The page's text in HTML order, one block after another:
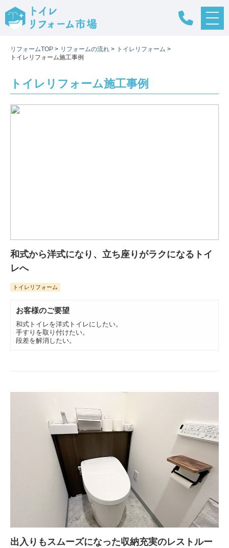
メ
ニ
リフォームTOP > リフォームの流れ > トイレリフォーム >
トイレリフォーム施工事例
トイレリフォーム施工事例
和式から洋式になり、立ち座りがラクになるトイ
レへ
トイレリフォーム
お客様のご要望
和式トイレを洋式トイレにしたい。
手すりを取り付けたい。
段差を解消したい。
出入りもスムーズになった収納充実のレストルー